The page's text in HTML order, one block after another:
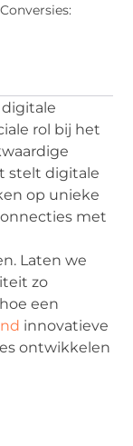
rol bij het
stelt digitale
op unieke
met
Laten we
zo
een
innovatieve
ontwikkelen